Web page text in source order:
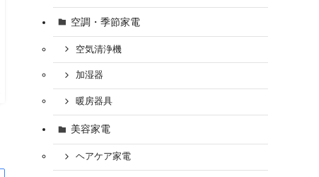
空調・季節家電
空気清浄機
加湿器
暖房器具
美容家電
ヘアケア家電